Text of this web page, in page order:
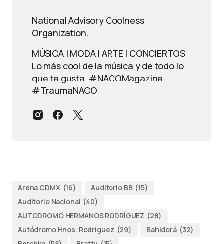
National Advisory Coolness
Organization.
MÚSICA | MODA | ARTE | CONCIERTOS
Lo más cool de la música y de todo lo
que te gusta. #NACOMagazine
#TraumaNACO
Arena CDMX (16) Auditorio BB (15)
Auditorio Nacional (40)
AUTODROMO HERMANOS RODRÍGUEZ (28)
Autódromo Hnos. Rodríguez (29) Bahidorá (32)